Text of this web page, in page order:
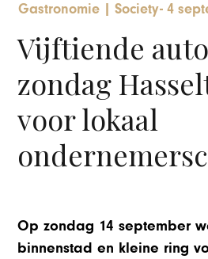
Gastronomie Society-4
Vijftiende
zondag
voor lokaal
Op zondag 14 september
binnenstad en kleine ring